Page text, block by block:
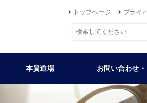
トップページ プライ
本質道場 お問い合わせ